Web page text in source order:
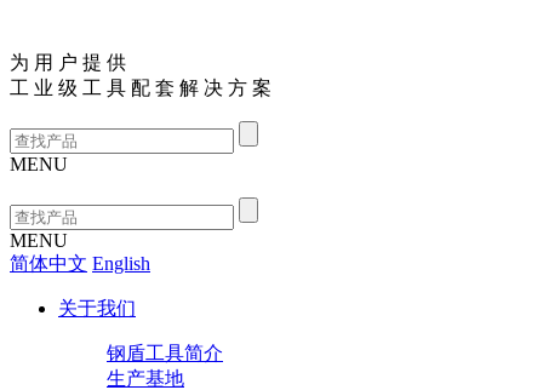
为 用 户 提 供
工 业 级 工 具 配 套 解 决 方 案
MENU
MENU
简体中文 English
关于我们
钢盾工具简介
生产基地